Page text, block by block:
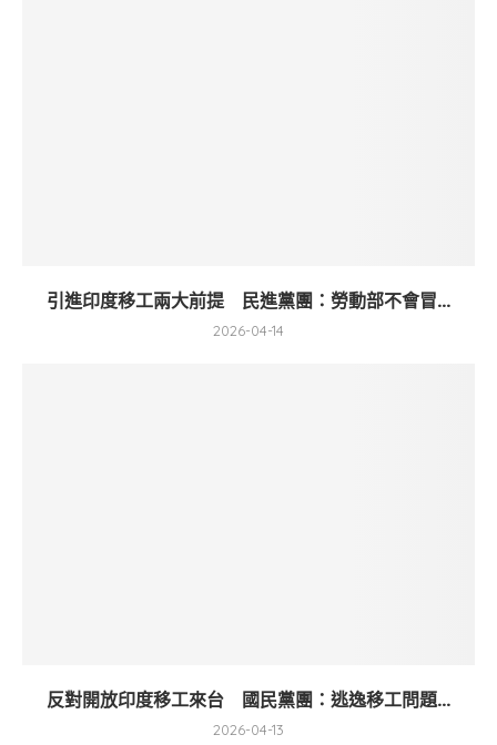
引進印度移工兩大前提 民進黨團：勞動部不會冒...
2026-04-14
反對開放印度移工來台 國民黨團：逃逸移工問題...
2026-04-13